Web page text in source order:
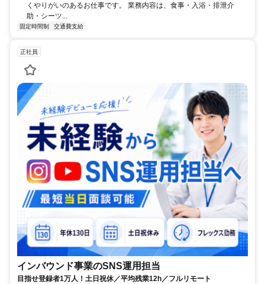
くやりがいのあるお仕事です。 業務内容は、食事・入浴・排泄介
助・シーツ...
固定時間制 交通費支給
正社員
インバウンド事業のSNS運用担当
目指せ登録者1万人！土日祝休／平均残業12h／フルリモート